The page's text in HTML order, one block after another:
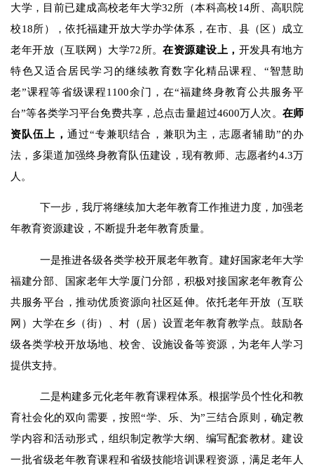
大学，目前已建成高校老年大学32所（本科高校14所、高职院
校18所），依托福建开放大学办学体系，在市、县（区）成立
老年开放（互联网）大学72所。在资源建设上， 开发具有地方
特色又适合居民学习的继续教育数字化精品课程、 “智慧助
老”课程等省级课程1100余门，在“福建终身教育公共服务平
台”等各类学习平台免费共享，总点击量超过4600万人次 。 在师
资队伍上， 通过“专兼职结合，兼职为主，志愿者辅助”的办
法，多渠道加强终身教育队伍建设，现有教师、志愿者约4.3万
人。
下一步，我厅将继续加大老年教育工作推进力度，加强老
年教育资源建设，不断提升老年教育质量。
一是推进各级各类学校开展老年教育。 建好国家老年大学
福建分部、国家老年大学厦门分部，积极对接国家老年教育公
共服务平台，推动优质资源向社区延伸。依托老年开放（互联
网）大学在乡（街）、村（居）设置老年教育教学点。鼓励各
级各类学校开放场地、校舍、设施设备等资源，为老年人学习
提供支持。
二是构建多元化老年教育课程体系。 根据学员个性化和教
育社会化的双向需要，按照“学、乐、为”三结合原则，确定教
学内容和活动形式，组织制定教学大纲、编写配套教材。建设
一批省级老年教育课程和省级技能培训课程资源，满足老年人